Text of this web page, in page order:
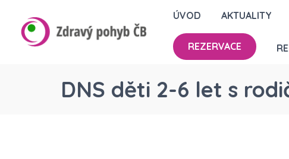
ÚVOD AKTUALITY
REZERVACE
DNS děti 2-6 let s